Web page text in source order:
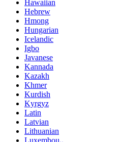
Hawaiian
Hebrew
Hmong
Hungarian
Icelandic
Igbo
Javanese
Kannada
Kazakh
Khmer
Kurdish
Kyrgyz
Latin
Latvian
Lithuanian